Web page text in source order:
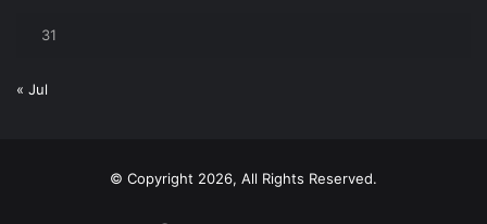
31
« Jul
© Copyright 2026, All Rights Reserved.